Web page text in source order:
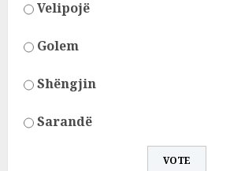
Velipojë
Golem
Shëngjin
Sarandë